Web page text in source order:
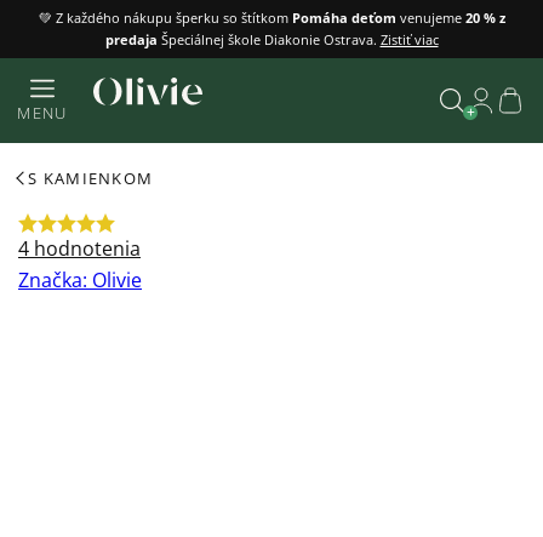
Prejsť
obsah
💚 Z každého nákupu šperku so štítkom Pomáha deťom venujeme 20 % z
predaja Špeciálnej škole Diakonie Ostrava. Zistiť viac
MENU
S KAMIENKOM
Priemerné
hodnotenie
4 hodnotenia
Značka: Olivie